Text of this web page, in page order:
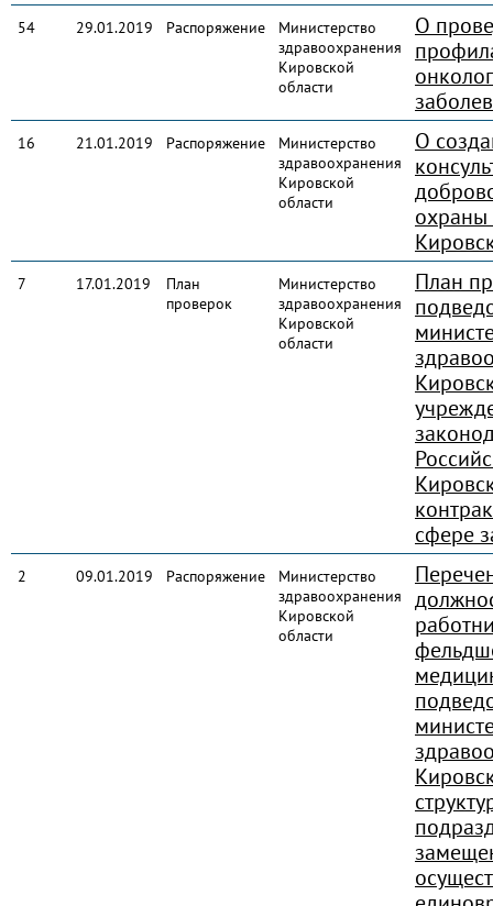
54 29.01.2019 Распоряжение
Министерство
здравоохранения
Кировской
области
О
16 21.01.2019 Распоряжение
Министерство
здравоохранения
Кировской
области
О
охраны
7 17.01.2019
План
проверок
Министерство
здравоохранения
Кировской
области
План
сфере
2 09.01.2019 Распоряжение
Министерство
здравоохранения
Кировской
области